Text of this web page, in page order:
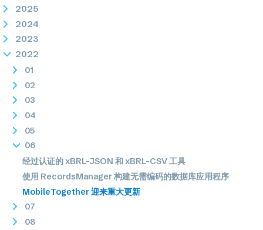
2025
2024
2023
2022
01
02
03
04
05
06
经过认证的 xBRL-JSON 和 xBRL-CSV 工具
使用 RecordsManager 构建无需编码的数据库应用程序
MobileTogether 迎来重大更新
07
08